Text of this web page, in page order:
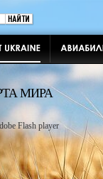
МИРА
Flash player